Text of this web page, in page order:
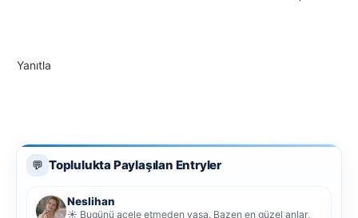
Yanıtla
💬 Toplulukta Paylaşılan Entryler
Neslihan
☀️ Bugünü acele etmeden yaşa. Bazen en güzel anlar,